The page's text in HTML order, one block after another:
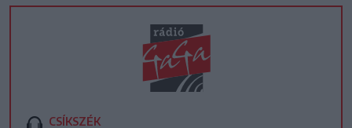
CSÍKSZÉK